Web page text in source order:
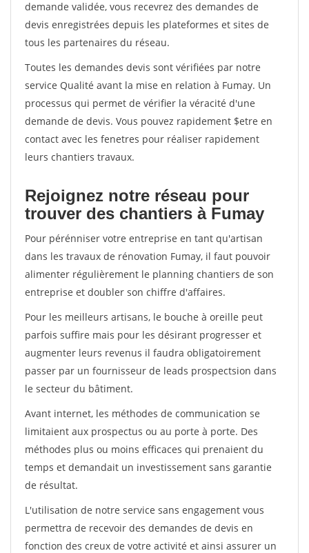
demande validée, vous recevrez des demandes de
devis enregistrées depuis les plateformes et sites de
tous les partenaires du réseau.
Toutes les demandes devis sont vérifiées par notre
service Qualité avant la mise en relation à Fumay. Un
processus qui permet de vérifier la véracité d'une
demande de devis. Vous pouvez rapidement $etre en
contact avec les fenetres pour réaliser rapidement
leurs chantiers travaux.
Rejoignez notre réseau pour
trouver des chantiers à Fumay
Pour pérénniser votre entreprise en tant qu'artisan
dans les travaux de rénovation Fumay, il faut pouvoir
alimenter régulièrement le planning chantiers de son
entreprise et doubler son chiffre d'affaires.
Pour les meilleurs artisans, le bouche à oreille peut
parfois suffire mais pour les désirant progresser et
augmenter leurs revenus il faudra obligatoirement
passer par un fournisseur de leads prospectsion dans
le secteur du bâtiment.
Avant internet, les méthodes de communication se
limitaient aux prospectus ou au porte à porte. Des
méthodes plus ou moins efficaces qui prenaient du
temps et demandait un investissement sans garantie
de résultat.
L'utilisation de notre service sans engagement vous
permettra de recevoir des demandes de devis en
fonction des creux de votre activité et ainsi assurer un